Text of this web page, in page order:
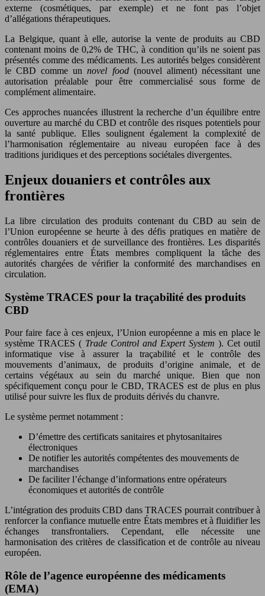
externe (cosmétiques, par exemple) et ne font pas l’objet
d’allégations thérapeutiques.
La Belgique, quant à elle, autorise la vente de produits au CBD
contenant moins de 0,2% de THC, à condition qu’ils ne soient pas
présentés comme des médicaments. Les autorités belges considèrent
le CBD comme unnovel food (nouvel aliment) nécessitant une
autorisation préalable pour être commercialisé sous forme de
complément alimentaire.
Ces approches nuancées illustrent la recherche d’un équilibre entre
ouverture au marché du CBD et contrôle des risques potentiels pour
la santé publique. Elles soulignent également la complexité de
l’harmonisation réglementaire au niveau européen face à des
traditions juridiques et des perceptions sociétales divergentes.
Enjeux douaniers et contrôles aux
frontières
La libre circulation des produits contenant du CBD au sein de
l’Union européenne se heurte à des défis pratiques en matière de
contrôles douaniers et de surveillance des frontières. Les disparités
réglementaires entre États membres compliquent la tâche des
autorités chargées de vérifier la conformité des marchandises en
circulation.
Système TRACES pour la traçabilité des produits
CBD
Pour faire face à ces enjeux, l’Union européenne a mis en place le
système TRACES ( Trade Control and Expert System ). Cet outil
informatique vise à assurer la traçabilité et le contrôle des
mouvements d’animaux, de produits d’origine animale, et de
certains végétaux au sein du marché unique. Bien que non
spécifiquement conçu pour le CBD, TRACES est de plus en plus
utilisé pour suivre les flux de produits dérivés du chanvre.
Le système permet notamment :
D’émettre des certificats sanitaires et phytosanitaires
électroniques
De notifier les autorités compétentes des mouvements de
marchandises
De faciliter l’échange d’informations entre opérateurs
économiques et autorités de contrôle
L’intégration des produits CBD dans TRACES pourrait contribuer à
renforcer la confiance mutuelle entre États membres et à fluidifier les
échanges transfrontaliers. Cependant, elle nécessite une
harmonisation des critères de classification et de contrôle au niveau
européen.
Rôle de l’agence européenne des médicaments
(EMA)